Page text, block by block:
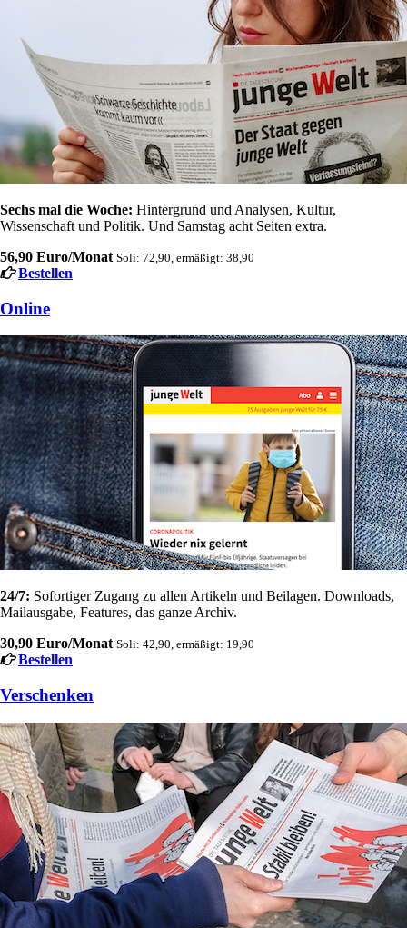
Sechs mal die Woche: Hintergrund und Analysen, Kultur,
Wissenschaft und Politik. Und Samstag acht Seiten extra.
56,90 Euro/Monat Soli: 72,90, ermäßigt: 38,90
Bestellen
Online
24/7: Sofortiger Zugang zu allen Artikeln und Beilagen. Downloads,
Mailausgabe, Features, das ganze Archiv.
30,90 Euro/Monat Soli: 42,90, ermäßigt: 19,90
Bestellen
Verschenken